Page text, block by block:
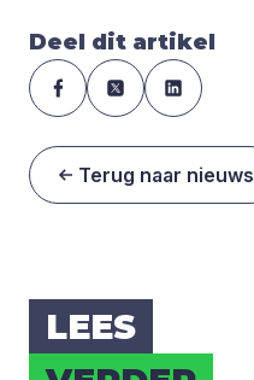
Deel dit artikel
Terug naar nieuws
LEES